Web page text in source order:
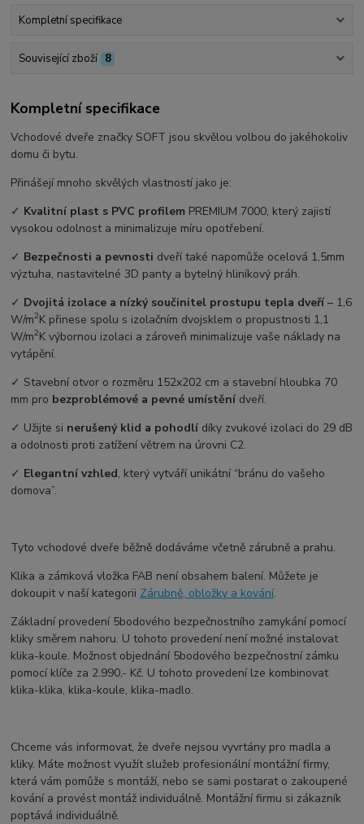
Kompletní specifikace
Související zboží 8
Kompletní specifikace
Vchodové dveře značky SOFT jsou skvělou volbou do jakéhokoliv
domu či bytu.
Přinášejí mnoho skvělých vlastností jako je:
✓ Kvalitní plast s PVC profilem PREMIUM 7000, který zajistí
vysokou odolnost a minimalizuje míru opotřebení.
✓ Bezpečnosti a pevnosti dveří také napomůže ocelová 1,5mm
výztuha, nastavitelné 3D panty a bytelný hliníkový práh.
✓ Dvojitá izolace a nízký součinitel prostupu tepla dveří –⁠ 1,6
W/m2K přinese spolu s izolačním dvojsklem o propustnosti 1,1
W/m2K výbornou izolaci a zároveň minimalizuje vaše náklady na
vytápění.
✓ Stavební otvor o rozměru 152x202 cm a stavební hloubka 70
mm pro bezproblémové a pevné umístění dveří.
✓ Užijte si nerušený klid a pohodlí díky zvukové izolaci do 29 dB
a odolnosti proti zatížení větrem na úrovni C2.
✓ Elegantní vzhled, který vytváří unikátní “bránu do vašeho
domova”.
Tyto vchodové dveře běžně dodáváme včetně zárubně a prahu.
Klika a zámková vložka FAB není obsahem balení. Můžete je
dokoupit v naší kategorii Zárubně, obložky a kování.
Základní provedení 5bodového bezpečnostního zamykání pomocí
kliky směrem nahoru. U tohoto provedení není možné instalovat
klika-koule. Možnost objednání 5bodového bezpečnostní zámku
pomocí klíče za 2.990,- Kč. U tohoto provedení lze kombinovat
klika-klika, klika-koule, klika-madlo.
Chceme vás informovat, že dveře nejsou vyvrtány pro madla a
kliky. Máte možnost využít služeb profesionální montážní firmy,
která vám pomůže s montáží, nebo se sami postarat o zakoupené
kování a provést montáž individuálně. Montážní firmu si zákazník
poptává individuálně.